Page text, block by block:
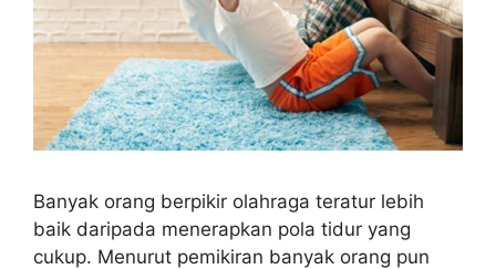
Banyak orang berpikir olahraga teratur lebih
baik daripada menerapkan pola tidur yang
cukup. Menurut pemikiran banyak orang pun